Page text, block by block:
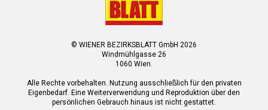
© WIENER BEZIRKSBLATT GmbH 2026
Windmühlgasse 26
1060 Wien.
Alle Rechte vorbehalten. Nutzung ausschließlich für den privaten
Eigenbedarf. Eine Weiterverwendung und Reproduktion über den
persönlichen Gebrauch hinaus ist nicht gestattet.